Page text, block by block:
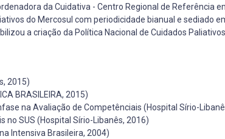
da Cuidativa - Centro Regional de Referência
do Mercosul com periodicidade bianual e sediado
a criação da Política Nacional de Cuidados Paliativos
2015)
BRASILEIRA, 2015)
na Avaliação de Competênciais (Hospital Sírio-
no SUS (Hospital Sírio-Libanês, 2016)
Intensiva Brasileira, 2004)